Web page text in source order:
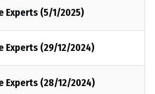
Experts (5/1/2025)
Experts (29/12/2024)
Experts (28/12/2024)